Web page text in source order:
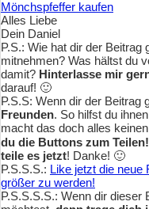
Mönchspfeffer kaufen
Alles Liebe
Dein Daniel
P.S.: Wie hat dir der Beitrag
mitnehmen? Was hältst du
damit? Hinterlasse mir
darauf! 🙂
P.S.S: Wenn dir der Beitrag
Freunden. So hilfst du
macht das doch alles
du die Buttons zum Teilen!
teile es jetzt! Danke! 🙂
P.S.S.S.: Like jetzt die neue
größer zu werden!
P.S.S.S.S.: Wenn dir dieser